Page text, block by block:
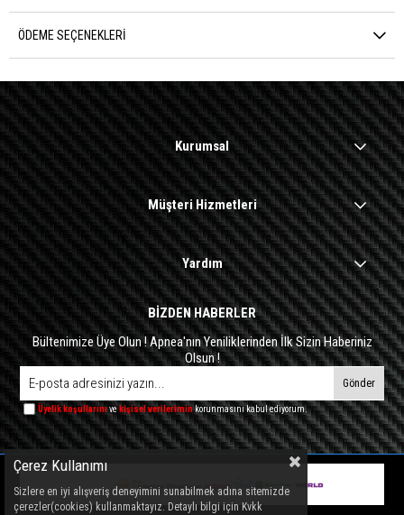
ÖDEME SEÇENEKLERI
Kurumsal
Müşteri Hizmetleri
Yardım
BİZDEN HABERLER
Bültenimize Üye Olun ! Apnea'nın Yeniliklerinden İlk Sizin Haberiniz
Olsun !
Gönder
Üyelik koşullarınıvekişisel verileriminkorunmasını kabul ediyorum.
Çerez Kullanımı
Sizlere en iyi alışveriş deneyimini sunabilmek adına sitemizde
çerezler(cookies) kullanmaktayız. Detaylı bilgi için Kvkk